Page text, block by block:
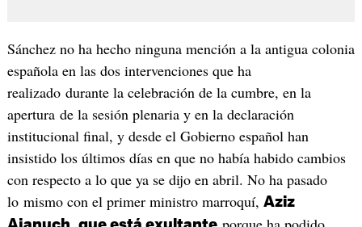
Sánchez no ha hecho ninguna mención a la antigua colonia
española en las dos intervenciones que ha
realizado durante la celebración de la cumbre, en la
apertura de la sesión plenaria y en la declaración
institucional final, y desde el Gobierno español han
insistido los últimos días en que no había habido cambios
con respecto a lo que ya se dijo en abril. No ha pasado
lo mismo con el primer ministro marroquí, Aziz